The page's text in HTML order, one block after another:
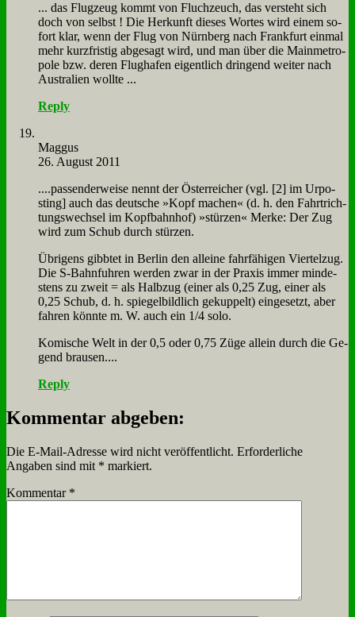
... das Flug­zeug kommt von Fluch­zeuch, das ver­steht sich
doch von selbst ! Die Her­kunft die­ses Wor­tes wird ei­nem so­
fort klar, wenn der Flug von Nürn­berg nach Frank­furt ein­mal
mehr kurz­fri­stig ab­ge­sagt wird, und man über die Main­me­tro­
po­le bzw. de­ren Flug­ha­fen ei­gent­lich drin­gend wei­ter nach
Au­stra­li­en woll­te ...
Reply
Mag­gus
26. August 2011
....pas­sen­der­wei­se nennt der Öster­rei­cher (vgl. [2] im Ur­po­
sting] auch das deut­sche »Kopf ma­chen« (d. h. den Fahrt­rich­
tungs­wech­sel im Kopf­bahn­hof) »stür­zen« Mer­ke: Der Zug
wird zum Schub durch stür­zen.
Üb­ri­gens gibb­tet in Ber­lin den al­lei­ne fahr­fä­hi­gen Vier­tel­zug.
Die S‑Bahnfuhren wer­den zwar in der Pra­xis im­mer min­de­
stens zu zweit = als Halb­zug (ei­ner als 0,25 Zug, ei­ner als
0,25 Schub, d. h. spie­gel­bild­lich ge­kup­pelt) ein­ge­setzt, aber
fah­ren könn­te m. W. auch ein 1/4 so­lo.
Ko­mi­sche Welt in der 0,5 oder 0,75 Zü­ge al­lein durch die Ge­
gend brau­sen....
Reply
Kommentar abgeben:
Die E-Mail-Adresse wird nicht veröffentlicht. Erforderliche
Angaben sind mit * markiert.
Kommentar *